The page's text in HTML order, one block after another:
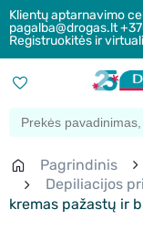
Klientų aptarnavimo
pagalba@drogas.lt
Registruokitės ir
Pagrindinis
Depiliacijos
kremas pažastų ir